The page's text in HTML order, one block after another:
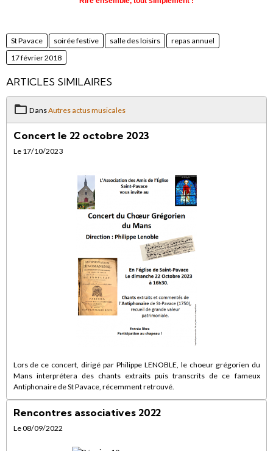
St Pavace soirée festive salle des loisirs
repas annuel
17 février 2018
ARTICLES SIMILAIRES
DansAutres actus musicales
Concert le 22 octobre 2023
Le 17/10/2023
Lors de ce concert, dirigé par Philippe LENOBLE, le choeur grégorien du
Mans interprétera des chants extraits puis transcrits de ce fameux
Antiphonaire de St Pavace, récemment retrouvé.
Rencontres associatives 2022
Le 08/09/2022